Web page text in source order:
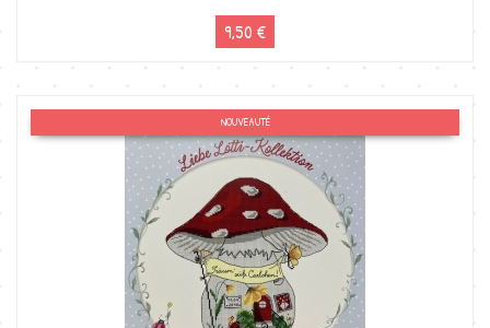
9,50 €
NOUVEAUTÉ